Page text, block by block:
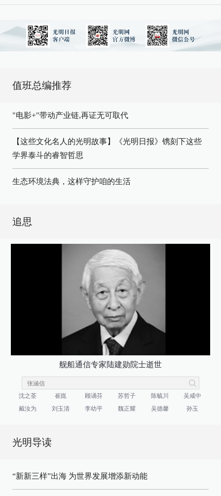
值班总编推荐
"电影+"带动产业链,再证无可取代
【这些文化名人的光明故事】《光明日报》镌刻下这些
学界泰斗的睿智哲思
生态环境法典，这样守护咱的生活
追思
舰船通信专家陆建勋院士逝世
沈之荃 崔崑 顾诵芬 苏哲子 陈毓川
吴咸中
戴汝为
刘玉清 李幼平 魏正耀 吴德馨 孙玉
光明导读
“新新三样”出海 为世界发展增添新动能